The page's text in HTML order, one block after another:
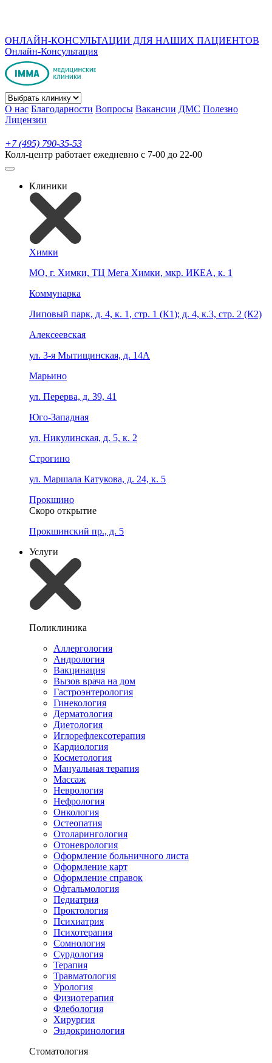
ОНЛАЙН-КОНСУЛЬТАЦИИ ДЛЯ НАШИХ ПАЦИЕНТОВ
Онлайн-Консультация
О нас Благодарности Вопросы Вакансии ДМС Полезно
Лицензии
+7 (495) 790-35-53
Колл-центр работает ежедневно с 7-00 до 22-00
Клиники
Химки
МО, г. Химки, ТЦ Мега Химки, мкр. ИКЕА, к. 1
Коммунарка
Липовый парк, д. 4, к. 1, стр. 1 (К1); д. 4, к.3, стр. 2 (К2)
Алексеевская
ул. 3-я Мытищинская, д. 14А
Марьино
ул. Перерва, д. 39, 41
Юго-Западная
ул. Никулинская, д. 5, к. 2
Строгино
ул. Маршала Катукова, д. 24, к. 5
Прокшино
Скоро открытие
Прокшинский пр., д. 5
Услуги
Поликлиника
Аллергология
Андрология
Вакцинация
Вызов врача на дом
Гастроэнтерология
Гинекология
Дерматология
Диетология
Иглорефлексотерапия
Кардиология
Косметология
Мануальная терапия
Массаж
Неврология
Нефрология
Онкология
Остеопатия
Отоларингология
Отоневрология
Оформление больничного листа
Оформление карт
Оформление справок
Офтальмология
Педиатрия
Проктология
Психиатрия
Психотерапия
Сомнология
Сурдология
Терапия
Травматология
Урология
Физиотерапия
Флебология
Хирургия
Эндокринология
Стоматология